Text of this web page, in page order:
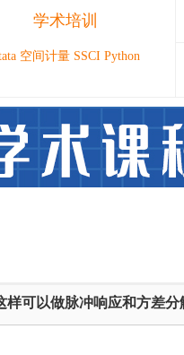
学术培训
空间计量 SSCI Python
可以做脉冲响应和方差分